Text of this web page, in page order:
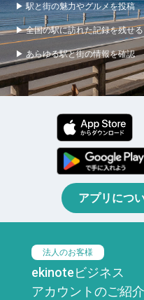
▶ 駅と街の魅力やグルメを投稿
▶ 全国の駅に訪れた記録を残せる
▶ あらゆる駅と街の情報を確認
アプリにつ
法人のお客様
ekinoteビジネス
アカウントのご紹介